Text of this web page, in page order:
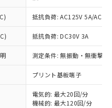
抵抗負荷: AC125V 5A/
抵抗負荷: DC30V 3A
測定条件: 無振動・無衝撃
プリント基板端子
電気的: 最大20回/分
機械的: 最大120回/分
指令（10物質）の
提供可能な商品で